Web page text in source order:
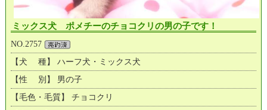
ミックス犬 ポメチーのチョコクリの男の子です！
NO.2757
【犬 種】 ハーフ犬・ミックス犬
【性 別】 男の子
【毛色・毛質】 チョコクリ